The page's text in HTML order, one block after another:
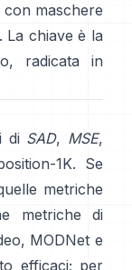
maschere
La chiave è la
radicata in
di SAD, MSE,
1K. Se
metriche
metriche di
MODNet e
efficaci; per